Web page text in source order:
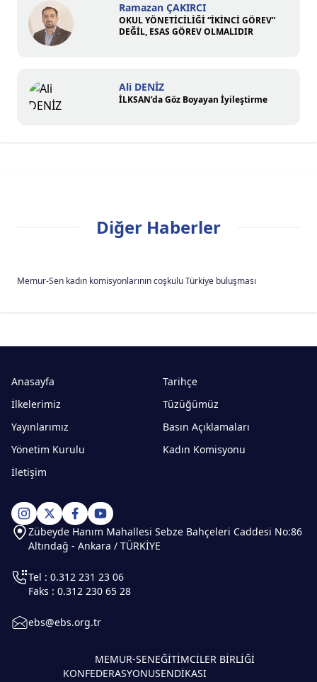
Ramazan ÇAKIRCI
OKUL YÖNETİCİLİĞİ “İKİNCİ GÖREV”
DEĞİL, ESAS GÖREV OLMALIDIR
Ali DENİZ
İLKSAN’da Göz Boyayan İyileştirme
Diğer Haberler
Memur-Sen kadın komisyonlarının coşkulu Türkiye buluşması
Anasayfa
Tarihçe
İlkelerimiz
Tüzüğümüz
Yayınlarımız
Basın Açıklamaları
Yönetim Kurulu
Kadın Komisyonu
İletişim
MEMUR-SEN
KONFEDERASYONU
EĞİTİMCİLER BİRLİĞİ
SENDİKASI
Zübeyde Hanım Mahallesi Sebze Bahçeleri Caddesi No:86
Altındağ - Ankara / TÜRKİYE
Tel : 0.312 231 23 06
Faks : 0.312 230 65 28
ebs@ebs.org.tr